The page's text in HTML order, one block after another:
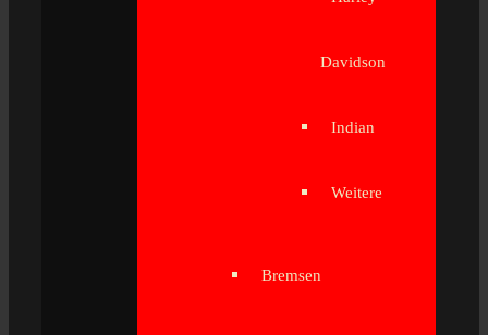
Davidson
Indian
Weitere
Bremsen